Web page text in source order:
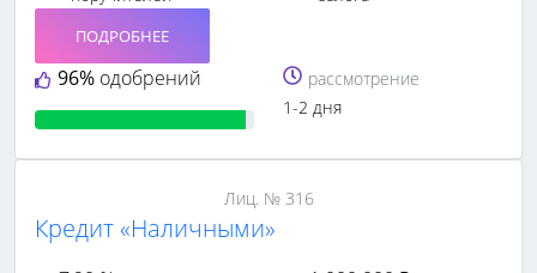
96% одобрений
ПОДРОБНЕЕ
рассмотрение
1-2 дня
Лиц. № 316
Кредит «Наличными»